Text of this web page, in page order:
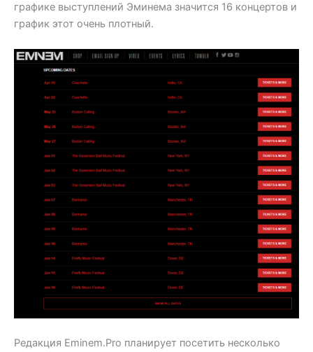
графике выступлений Эминема значится 16 концертов и
график этот очень плотный.
Редакция Eminem.Pro планирует посетить несколько